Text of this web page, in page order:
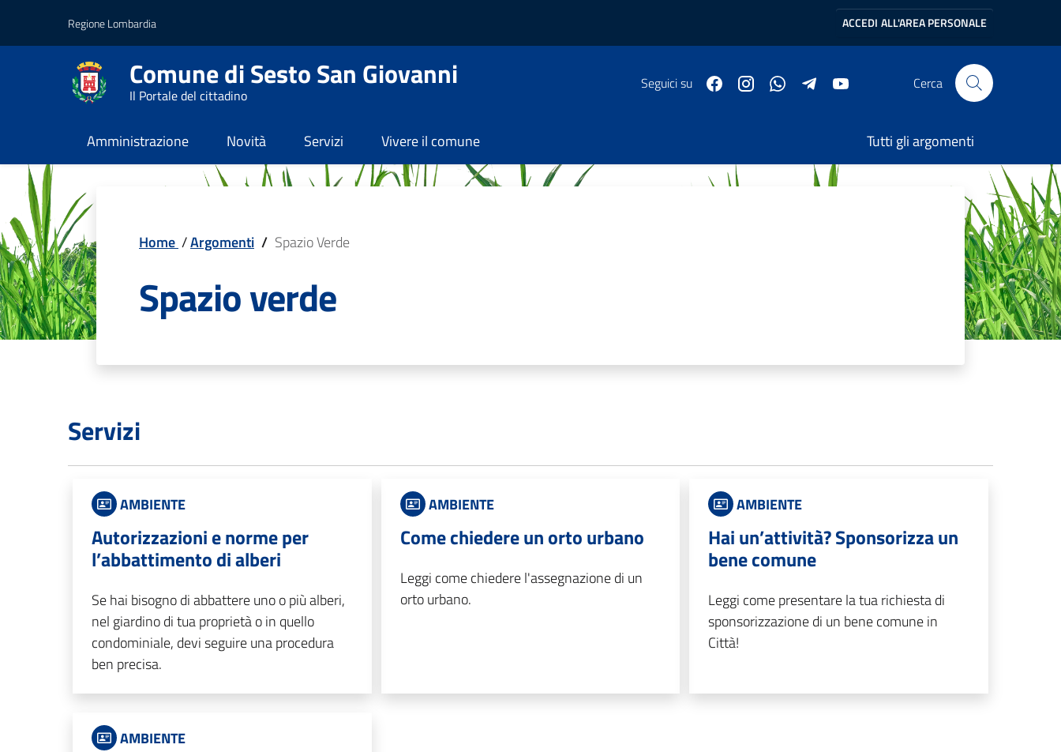
Vai al contenuto principale
Vai al footerRegione Lombardia ACCEDI ALL'AREA PERSONALE
Comune di Sesto San Giovanni
Il Portale del cittadino
Seguici su Cerca
Amministrazione Novità Servizi Vivere il comune Tutti gli argomenti
Home /Argomenti / Spazio Verde
Spazio verde
Servizi
AMBIENTE
Autorizzazioni e norme per
l’abbattimento di alberi
Se hai bisogno di abbattere uno o più alberi,
nel giardino di tua proprietà o in quello
condominiale, devi seguire una procedura
ben precisa.
AMBIENTE
Come chiedere un orto urbano
Leggi come chiedere l'assegnazione di un
orto urbano.
AMBIENTE
Hai un’attività? Sponsorizza un
bene comune
Leggi come presentare la tua richiesta di
sponsorizzazione di un bene comune in
Città!
AMBIENTE